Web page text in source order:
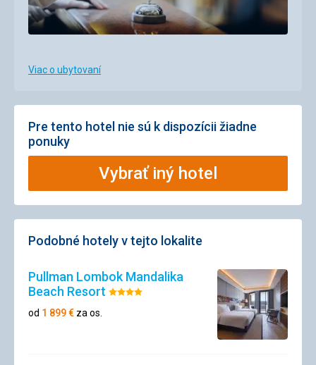
Viac o ubytovaní
Pre tento hotel nie sú k dispozícii žiadne
ponuky
Vybrať iný hotel
Podobné hotely v tejto lokalite
Pullman Lombok Mandalika
Beach Resort Hodnotenie:
od 1 899€ za os.